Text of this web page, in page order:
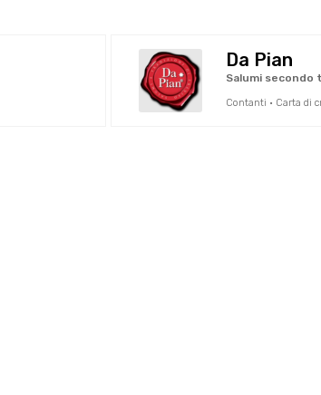
Da Pian
Salumi secondo
Contanti · Carta di